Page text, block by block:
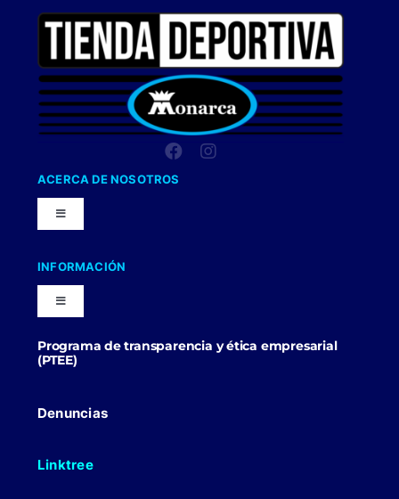
ACERCA DE NOSOTROS
Toggle
Navigation
Nuestra Compañia
Trabaja con nosotros
INFORMACIÓN
Toggle
Navigation
Blog
Politicas Comerciales
Programa de transparencia y ética empresarial
(PTEE)
Denuncias
Linktree